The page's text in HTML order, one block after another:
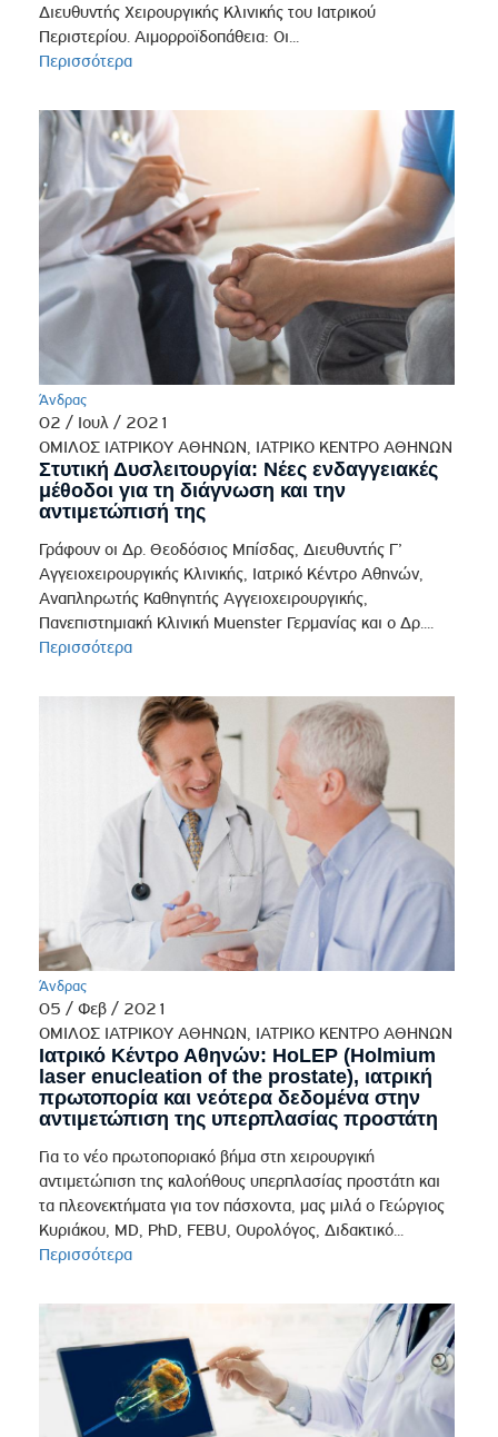
Διευθυντής Χειρουργικής Κλινικής του Ιατρικού
Περιστερίου. Αιμορροϊδοπάθεια: Οι...
Περισσότερα
Άνδρας
02 / Ιουλ / 2021
ΟΜΙΛΟΣ ΙΑΤΡΙΚΟΥ ΑΘΗΝΩΝ, ΙΑΤΡΙΚΟ ΚΕΝΤΡΟ ΑΘΗΝΩΝ
Στυτική Δυσλειτουργία: Νέες ενδαγγειακές
μέθοδοι για τη διάγνωση και την
αντιμετώπισή της
Γράφουν οι Δρ. Θεοδόσιος Μπίσδας, Διευθυντής Γ’
Αγγειοχειρουργικής Κλινικής, Ιατρικό Κέντρο Αθηνών,
Αναπληρωτής Καθηγητής Αγγειοχειρουργικής,
Πανεπιστημιακή Κλινική Muenster Γερμανίας και ο Δρ....
Περισσότερα
Άνδρας
05 / Φεβ / 2021
ΟΜΙΛΟΣ ΙΑΤΡΙΚΟΥ ΑΘΗΝΩΝ, ΙΑΤΡΙΚΟ ΚΕΝΤΡΟ ΑΘΗΝΩΝ
Ιατρικό Κέντρο Αθηνών: HoLEP (Holmium
laser enucleation of the prostate), ιατρική
πρωτοπορία και νεότερα δεδομένα στην
αντιμετώπιση της υπερπλασίας προστάτη
Για το νέο πρωτοποριακό βήμα στη χειρουργική
αντιμετώπιση της καλοήθους υπερπλασίας προστάτη και
τα πλεονεκτήματα για τον πάσχοντα, μας μιλά ο Γεώργιος
Κυριάκου, MD, PhD, FEBU, Ουρολόγος, Διδακτικό...
Περισσότερα